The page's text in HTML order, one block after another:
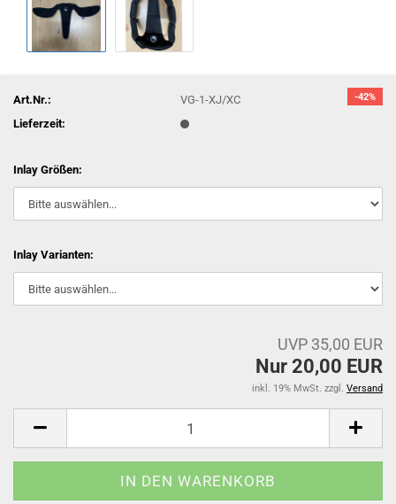
-42%
Art.Nr.:
VG-1-XJ/XC
Lieferzeit:
Inlay Größen:
Inlay Varianten:
UVP 35,00 EUR
Nur 20,00 EUR
inkl. 19% MwSt. zzgl. Versand